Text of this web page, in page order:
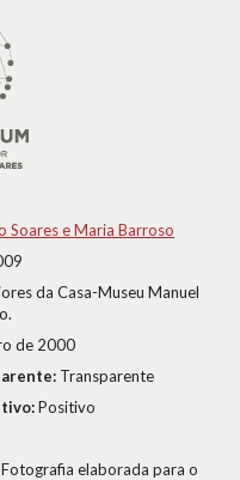
Soares e Maria Barroso
da Casa-Museu Manuel
de 2000
Transparente
Positivo
Fotografia elaborada para o